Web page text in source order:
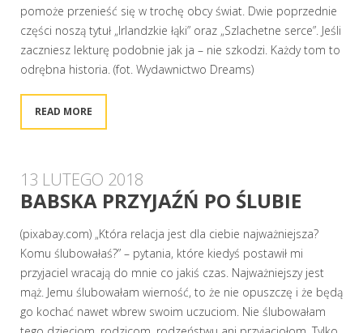
pomoże przenieść się w trochę obcy świat. Dwie poprzednie
części noszą tytuł „Irlandzkie łąki” oraz „Szlachetne serce”. Jeśli
zaczniesz lekturę podobnie jak ja – nie szkodzi. Każdy tom to
odrębna historia. (fot. Wydawnictwo Dreams)
READ MORE
13 LUTEGO 2018
BABSKA PRZYJAŹŃ PO ŚLUBIE
(pixabay.com) „Która relacja jest dla ciebie najważniejsza?
Komu ślubowałaś?” – pytania, które kiedyś postawił mi
przyjaciel wracają do mnie co jakiś czas. Najważniejszy jest
mąż. Jemu ślubowałam wierność, to że nie opuszczę i że będą
go kochać nawet wbrew swoim uczuciom. Nie ślubowałam